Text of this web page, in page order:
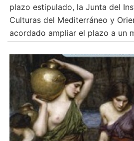
plazo estipulado, la Junta del
Culturas del Mediterráneo y
acordado ampliar el plazo a un